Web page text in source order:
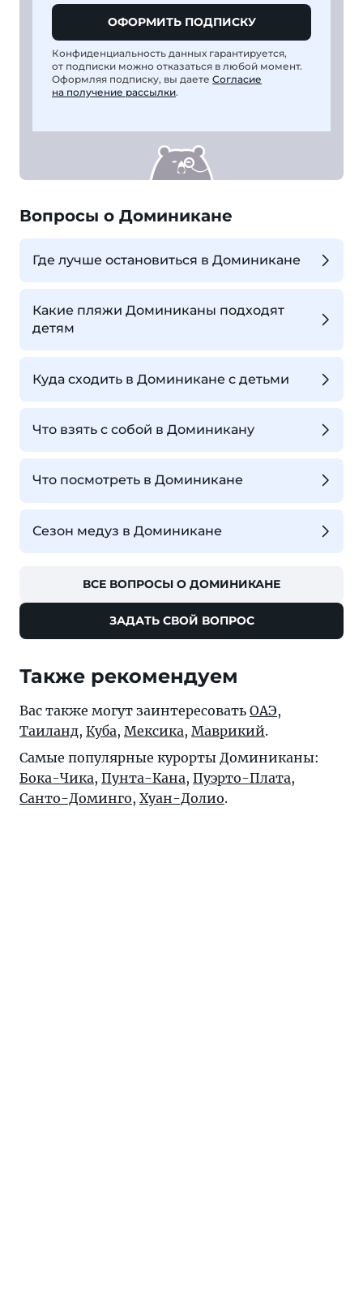
ОФОРМИТЬ ПОДПИСКУ
Конфиденциальность данных гарантируется,
от подписки можно отказаться в любой момент.
Оформляя подписку, вы даете Согласие
на получение рассылки.
Вопросы о Доминикане
Где лучше остановиться в Доминикане
Какие пляжи Доминиканы подходят
детям
Куда сходить в Доминикане с детьми
Что взять с собой в Доминикану
Что посмотреть в Доминикане
Сезон медуз в Доминикане
ВСЕ ВОПРОСЫ О ДОМИНИКАНЕ
ЗАДАТЬ СВОЙ ВОПРОС
Также рекомендуем
Вас также могут заинтересовать ОАЭ,
Таиланд, Куба, Мексика, Маврикий.
Самые популярные курорты Доминиканы:
Бока-Чика, Пунта-Кана, Пуэрто-Плата,
Санто-Доминго, Хуан-Долио.